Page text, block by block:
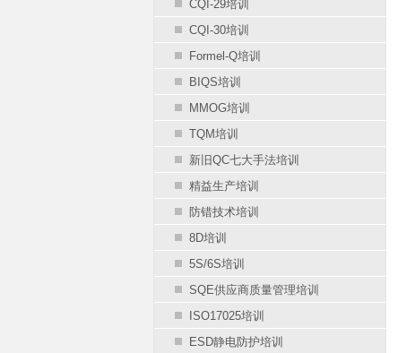
CQI-29培训
CQI-30培训
Formel-Q培训
BIQS培训
MMOG培训
TQM培训
新旧QC七大手法培训
精益生产培训
防错技术培训
8D培训
5S/6S培训
SQE供应商质量管理培训
ISO17025培训
ESD静电防护培训